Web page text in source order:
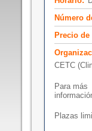
Número
Precio
CETC
Para más
Plazas